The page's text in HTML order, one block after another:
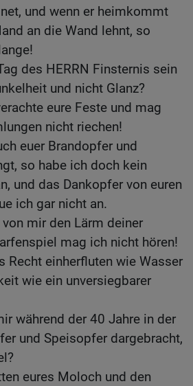
und wenn er heimkommt
an die Wand lehnt, so
des HERRN Finsternis sein
und nicht Glanz?
eure Feste und mag
nicht riechen!
euer Brandopfer und
so habe ich doch kein
und das Dankopfer von euren
ich gar nicht an.
mir den Lärm deiner
mag ich nicht hören!
Recht einherfluten wie Wasser
wie ein unversiegbarer
während der 40 Jahre in der
und Speisopfer dargebracht,
eures Moloch und den